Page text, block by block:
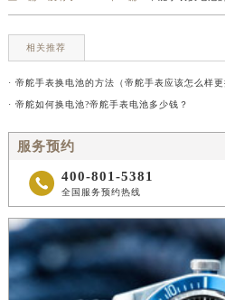
相关推荐
· 帝舵手表换电池的方法（帝舵手表应该怎么样更
· 帝舵如何换电池?帝舵手表电池多少钱？
服务预约
 400-801-5381
全国服务预约热线